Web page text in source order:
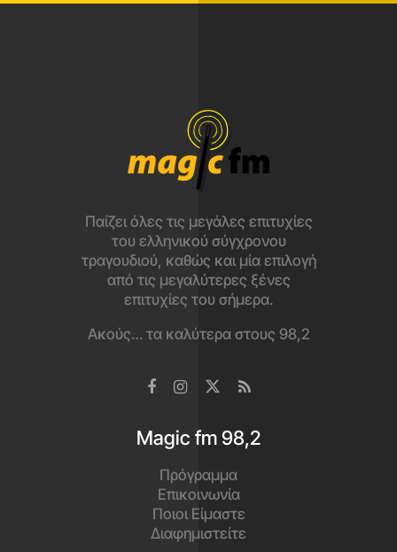
Παίζει όλες τις μεγάλες επιτυχίες
του ελληνικού σύγχρονου
τραγουδιού, καθώς και μία επιλογή
από τις μεγαλύτερες ξένες
επιτυχίες του σήμερα.
Ακούς… τα καλύτερα στους 98,2
Magic fm 98,2
Πρόγραμμα
Επικοινωνία
Ποιοι Είμαστε
Διαφημιστείτε